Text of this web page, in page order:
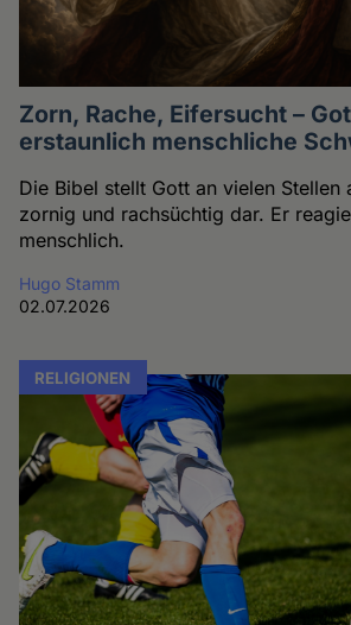
Zorn, Rache, Eifersucht –
erstaunlich menschliche
Die Bibel stellt Gott an vielen Stellen
zornig und rachsüchtig dar. Er
menschlich.
Hugo Stamm
02.07.2026
RELIGIONEN